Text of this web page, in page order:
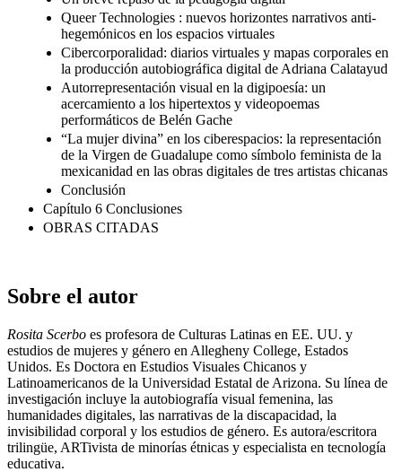
Queer Technologies : nuevos horizontes narrativos anti-
hegemónicos en los espacios virtuales
Cibercorporalidad: diarios virtuales y mapas corporales en
la producción autobiográfica digital de Adriana Calatayud
Autorrepresentación visual en la digipoesía: un
acercamiento a los hipertextos y videopoemas
performáticos de Belén Gache
“La mujer divina” en los ciberespacios: la representación
de la Virgen de Guadalupe como símbolo feminista de la
mexicanidad en las obras digitales de tres artistas chicanas
Conclusión
Capítulo 6 Conclusiones
OBRAS CITADAS
Sobre el autor
Rosita Scerbo es profesora de Culturas Latinas en EE. UU. y
estudios de mujeres y género en Allegheny College, Estados
Unidos. Es Doctora en Estudios Visuales Chicanos y
Latinoamericanos de la Universidad Estatal de Arizona. Su línea de
investigación incluye la autobiografía visual femenina, las
humanidades digitales, las narrativas de la discapacidad, la
invisibilidad corporal y los estudios de género. Es autora/escritora
trilingüe, ARTivista de minorías étnicas y especialista en tecnología
educativa.